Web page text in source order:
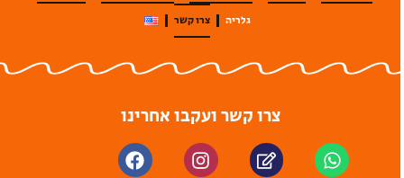
גלריה צרו קשר
צרו קשר ועקבו אחרינו